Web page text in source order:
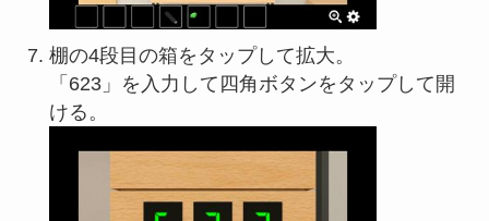
棚の4段目の箱をタップして拡大。
「623」を入力して四角ボタンをタップして開
ける。